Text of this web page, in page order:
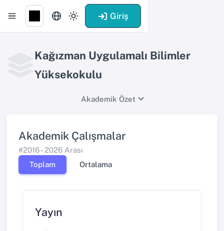
Giriş
Kağızman Uygulamalı Bilimler
Yüksekokulu
Akademik Özet
Akademik Çalışmalar
#2016 - 2026 Arası
Toplam
Ortalama
Yayın